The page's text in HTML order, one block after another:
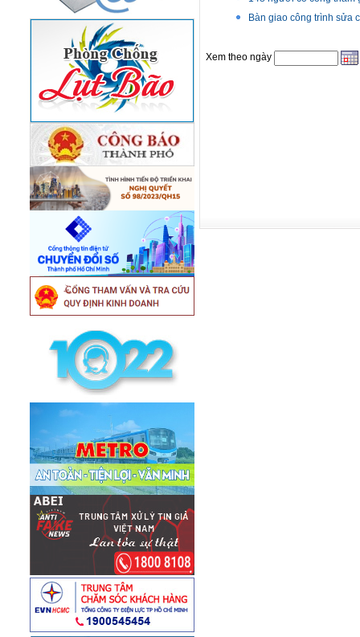
Bàn giao công trình sửa
Xem theo ngày